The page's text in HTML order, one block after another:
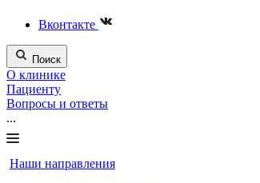
Вконтакте
Поиск
О клинике
Пациенту
Вопросы и ответы
...
Наши направления